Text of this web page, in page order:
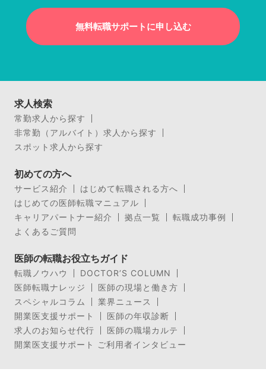
無料転職サポートに申し込む
求人検索
常勤求人から探す
非常勤（アルバイト）求人から探す
スポット求人から探す
初めての方へ
サービス紹介
はじめて転職される方へ
はじめての医師転職マニュアル
キャリアパートナー紹介
拠点一覧
転職成功事例
よくあるご質問
医師の転職お役立ちガイド
転職ノウハウ
DOCTOR’S COLUMN
医師転職ナレッジ
医師の現場と働き方
スペシャルコラム
業界ニュース
開業医支援サポート
医師の年収診断
求人のお知らせ代行
医師の職場カルテ
開業医支援サポート ご利用者インタビュー